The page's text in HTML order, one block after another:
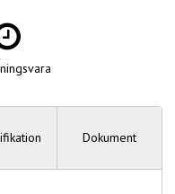
Dokument